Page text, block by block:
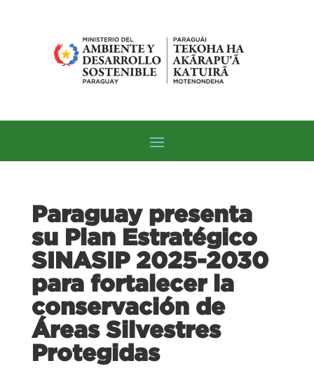
Paraguay presenta
su Plan Estratégico
SINASIP 2025-2030
para fortalecer la
conservación de
Áreas Silvestres
Protegidas